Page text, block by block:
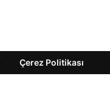
Çerez Politikası